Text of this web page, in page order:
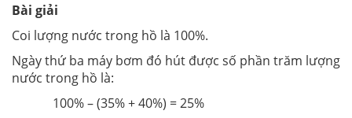
Bài giải
Coi lượng nước trong hồ là 100%.
Ngày thứ ba máy bơm đó hút được số phần trăm lượng
nước trong hồ là:
100% – (35% + 40%) = 25%